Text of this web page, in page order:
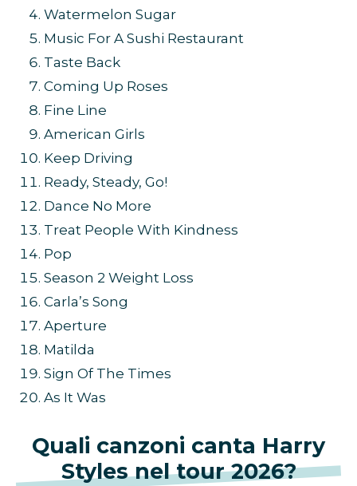
Watermelon Sugar
Music For A Sushi Restaurant
Taste Back
Coming Up Roses
Fine Line
American Girls
Keep Driving
Ready, Steady, Go!
Dance No More
Treat People With Kindness
Pop
Season 2 Weight Loss
Carla’s Song
Aperture
Matilda
Sign Of The Times
As It Was
Quali canzoni canta Harry
Styles nel tour 2026?